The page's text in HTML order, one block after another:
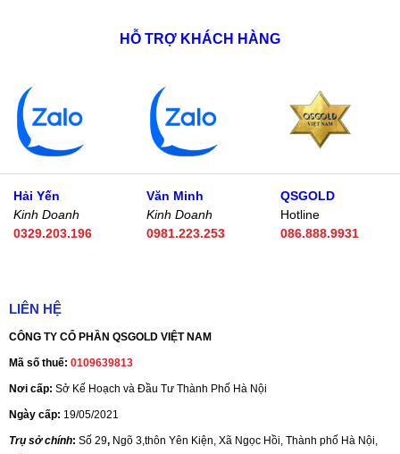
HỖ TRỢ KHÁCH HÀNG
Hải Yến
Kinh Doanh
0329.203.196
Văn Minh
Kinh Doanh
0981.223.253
QSGOLD
Hotline
086.888.9931
LIÊN HỆ
CÔNG TY CỔ PHẦN QSGOLD VIỆT NAM
Mã số thuế: 0109639813
Nơi cấp: Sở Kế Hoạch và Đầu Tư Thành Phố Hà Nội
Ngày cấp: 19/05/2021
Trụ sở chính: Số 29, Ngõ 3,thôn Yên Kiện, Xã Ngọc Hồi, Thành phố Hà Nội,